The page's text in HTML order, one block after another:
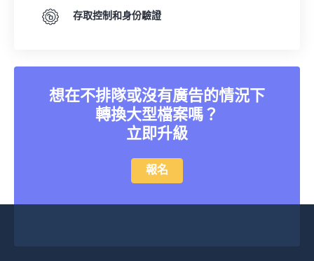
存取控制和身份驗證
想在不排隊或沒有廣告的情況下
轉換大型檔案嗎？
立即升級
報名